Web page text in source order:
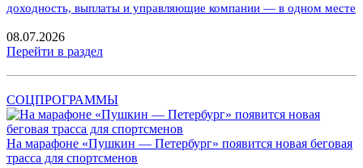
доходность, выплаты и управляющие компании — в одном месте
08.07.2026
Перейти в раздел
СОЦПРОГРАММЫ
На марафоне «Пушкин — Петербург» появится новая беговая
трасса для спортсменов